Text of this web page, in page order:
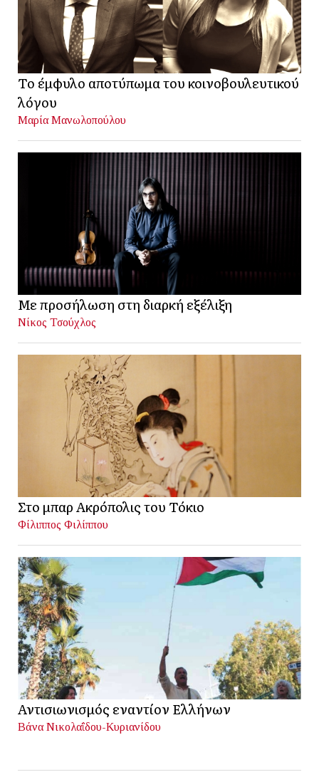
Το έμφυλο αποτύπωμα του κοινοβουλευτικού
λόγου
Μαρία Μανωλοπούλου
Με προσήλωση στη διαρκή εξέλιξη
Νίκος Τσούχλος
Στο μπαρ Ακρόπολις του Τόκιο
Φίλιππος Φιλίππου
Αντισιωνισμός εναντίον Ελλήνων
Βάνα Νικολαΐδου-Κυριανίδου